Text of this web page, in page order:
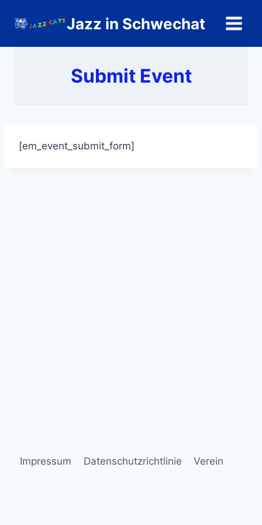
Inhalt
Jazz in Schwechat
Submit Event
[em_event_submit_form]
Impressum Datenschutzrichtlinie Verein